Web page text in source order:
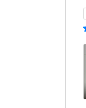
4.
5.
7.
8.
9.
10.